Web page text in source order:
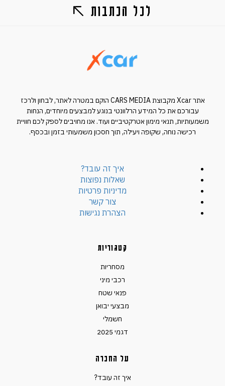
לכל הכתבות
אתר Xcar מקבוצת CARS MEDIA הוקם במטרה לאתר, לבחון ולרכז
עבורכם את כל המידע הרלוונטי בנוגע למבצעים מיוחדים, הנחות
משמעותיות, תנאי מימון אטרקטיביים ועוד. אנו מחויבים לספק לכם חוויית
רכישה נוחה, שקופה ויעילה, תוך חסכון משמעותי בזמן ובכסף.
איך זה עובד?
שאלות נפוצות
מדיניות פרטיות
צור קשר
הצהרת נגישות
קטגוריות
מסחריות
רכבי מיני
פנאי שטח
מבצעי יבואן
חשמלי
דגמי 2025
על החברה
איך זה עובד?